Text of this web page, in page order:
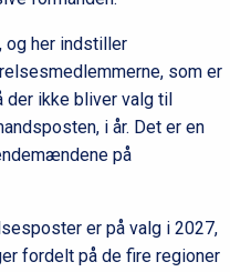
og her indstiller
som er
ikke bliver valg til
i år. Det er en
på
er på valg i 2027,
fordelt på de fire regioner